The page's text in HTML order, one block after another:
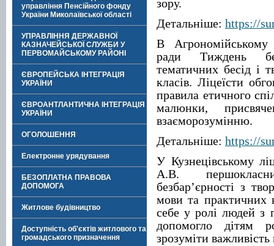
управління Пенсійного фонду
України Миколаївської області
УПРАВЛІННЯ ДЕРЖАВНОЇ
КАЗНАЧЕЙСЬКОЇ СЛУЖБИ У
ПЕРВОМАЙСЬКОМУ РАЙОНІ
ЄВРОПЕЙСЬКА ІНТЕГРАЦІЯ
УКРАЇНИ
ЄВРОАНТЛАНТИЧНА ІНТЕГРАЦІЯ
УКРАЇНИ
ОГОЛОШЕННЯ
Електронне урядування
БЕЗОПЛАТНА ПРАВОВА
ДОПОМОГА
Житлове будівництво
Доступність об'єктів житлового та
громадського призначення
зору.
Детальніше: https://
В Агрономійському
ради Тиждень
тематичних бесід і
класів. Ліцеїсти
правила етичного
малюнки,
взаєморозумінню.
Детальніше: https://
У Кузнецівському
А.В.
безбар’єрності з
мови та практичних
себе у ролі людей з
допомогло дітям
зрозуміти